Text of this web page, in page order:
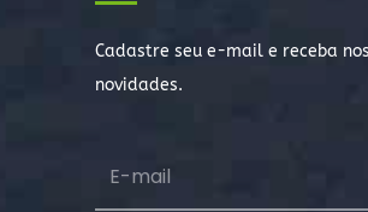
Cadastre seu e-mail e receba
novidades.